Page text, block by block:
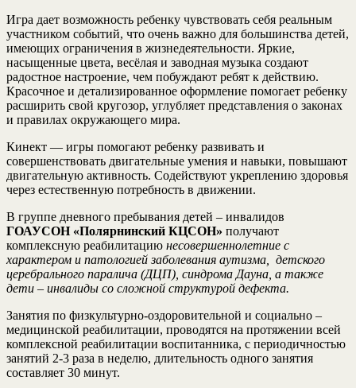
Игра дает возможность ребенку чувствовать себя реальным
участником событий, что очень важно для большинства детей,
имеющих ограничения в жизнедеятельности. Яркие,
насыщенные цвета, весёлая и заводная музыка создают
радостное настроение, чем побуждают ребят к действию.
Красочное и детализированное оформление помогает ребенку
расширить свой кругозор, углубляет представления о законах
и правилах окружающего мира.
Кинект — игры помогают ребенку развивать и
совершенствовать двигательные умения и навыки, повышают
двигательную активность. Содействуют укреплению здоровья
через естественную потребность в движении.
В группе дневного пребывания детей – инвалидов
ГОАУСОН «Полярнинский КЦСОН» получают
комплексную реабилитацию несовершеннолетние с
характером и патологией заболевания аутизма, детского
церебрального паралича (ДЦП), синдрома Дауна, а также
дети – инвалиды со сложной структурой дефекта.
Занятия по физкультурно-оздоровительной и социально –
медицинской реабилитации, проводятся на протяжении всей
комплексной реабилитации воспитанника, с периодичностью
занятий 2-3 раза в неделю, длительность одного занятия
составляет 30 минут.